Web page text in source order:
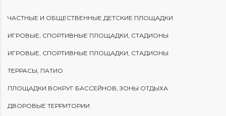
ЧАСТНЫЕ И ОБЩЕСТВЕННЫЕ ДЕТСКИЕ ПЛОЩАДКИ
ИГРОВЫЕ, СПОРТИВНЫЕ ПЛОЩАДКИ, СТАДИОНЫ
ИГРОВЫЕ, СПОРТИВНЫЕ ПЛОЩАДКИ, СТАДИОНЫ
ТЕРРАСЫ, ПАТИО
ПЛОЩАДКИ ВОКРУГ БАССЕЙНОВ, ЗОНЫ ОТДЫХА
ДВОРОВЫЕ ТЕРРИТОРИИ